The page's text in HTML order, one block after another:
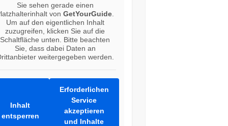
Sie sehen gerade einen
vonGetYourGuide
Um auf den eigentlichen Inhalt
zuzugreifen, klicken Sie auf die
Schaltfläche unten. Bitte beachten
Sie, dass dabei Daten an
weitergegeben werden.
Inhalt
entsperren
Erforderlichen
Service
akzeptieren
und Inhalte